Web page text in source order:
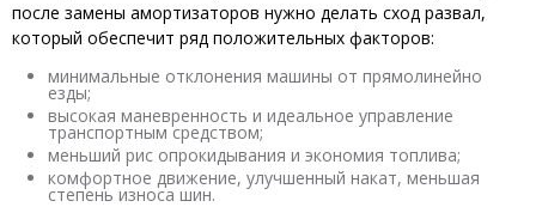
после замены амортизаторов нужно делать сход развал,
который обеспечит ряд положительных факторов:
минимальные отклонения машины от прямолинейно
езды;
высокая маневренность и идеальное управление
транспортным средством;
меньший рис опрокидывания и экономия топлива;
комфортное движение, улучшенный накат, меньшая
степень износа шин.